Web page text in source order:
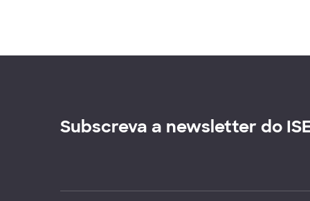
Subscreva a newsletter do